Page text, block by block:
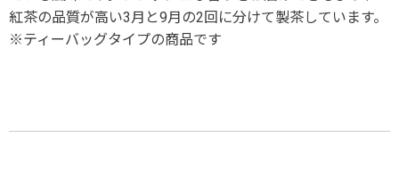
紅茶の品質が高い3月と9月の2回に分けて製茶しています。
※ティーバッグタイプの商品です